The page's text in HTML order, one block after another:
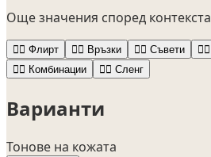
Още значения според контекста
🧔‍♀️ Флирт 🧔‍♀️ Връзки 🧔‍♀️ Съвети 🧔‍♀️
🧔‍♀️ Комбинации 🧔‍♀️ Сленг
Варианти
Тонове на кожата